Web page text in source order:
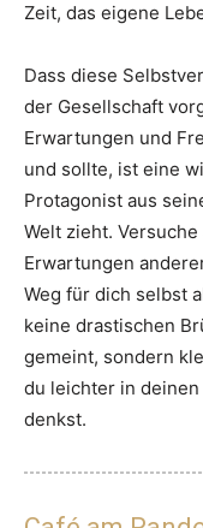
Zeit, das eigene
Dass diese
der Gesellschaft
Erwartungen und
und sollte, ist eine
Protagonist aus
Welt zieht.
Erwartungen
Weg für dich selbst
keine drastischen
gemeint, sondern
du leichter in
denkst.